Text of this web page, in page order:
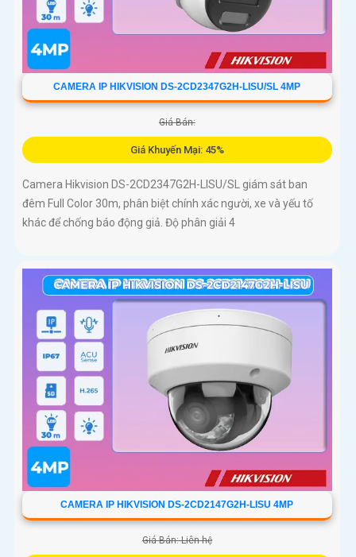
CAMERA IP HIKVISION DS-2CD2347G2H-LISU/SL 4MP
Giá Bán:
Giá Khuyến Mại: 45%
Camera Hikvision DS-2CD2347G2H-LISU/SL giám sát ban
đêm Full Color 30m, phân biệt chính xác người, xe và yếu tố
khác để chống báo động giả. Độ phân giải 4
CAMERA IP HIKVISION DS-2CD2147G2H-LISU 4MP
Giá Bán: Liên hệ